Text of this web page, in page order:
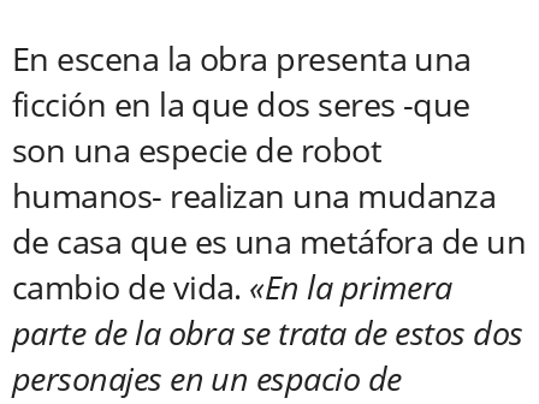
En escena la obra presenta una
ficción en la que dos seres -que
son una especie de robot
humanos- realizan una mudanza
de casa que es una metáfora de un
cambio de vida. «En la primera
parte de la obra se trata de estos dos
personajes en un espacio de